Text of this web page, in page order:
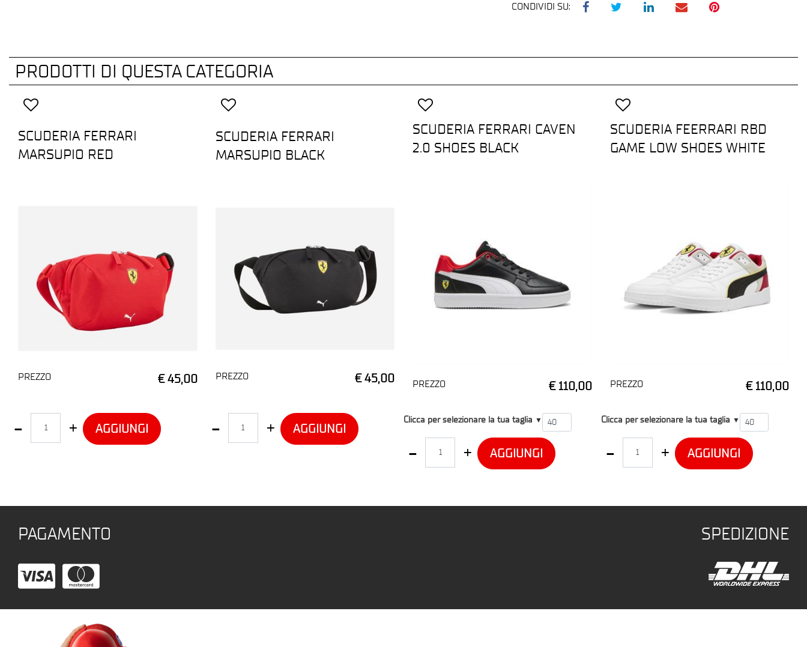
CONDIVIDI SU:
PRODOTTI DI QUESTA CATEGORIA
SCUDERIA FERRARI
MARSUPIO RED
PREZZO € 45,00
AGGIUNGI
SCUDERIA FERRARI
MARSUPIO BLACK
PREZZO € 45,00
AGGIUNGI
SCUDERIA FERRARI CAVEN
2.0 SHOES BLACK
PREZZO € 110,00
T4
Clicca per selezionare la tua taglia ▼
AGGIUNGI
SCUDERIA FEERRARI RBD
GAME LOW SHOES WHITE
PREZZO € 110,00
T4
Clicca per selezionare la tua taglia ▼
AGGIUNGI
PAGAMENTO SPEDIZIONE